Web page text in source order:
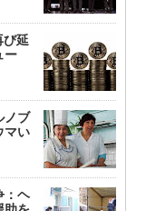
び延
ー
ノブ
マい
：ヘ